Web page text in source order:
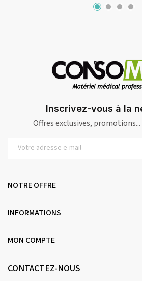
Inscrivez-vous à la
Offres exclusives,
NOTRE OFFRE
INFORMATIONS
MON COMPTE
CONTACTEZ-NOUS